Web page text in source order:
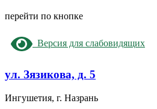
перейти по кнопке
Версия для слабовидящих
ул. Зязикова, д. 5
Ингушетия, г. Назрань